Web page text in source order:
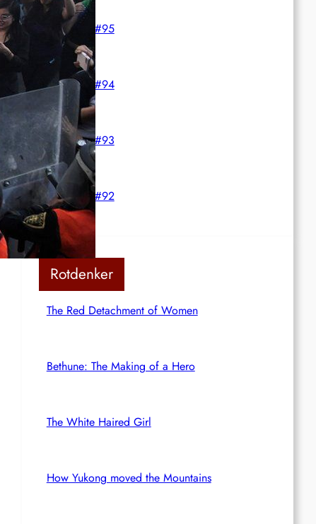
Rote Post #95
Rote Post #94
Rote Post #93
Rote Post #92
Rotdenker
The Red Detachment of Women
Bethune: The Making of a Hero
The White Haired Girl
How Yukong moved the Mountains